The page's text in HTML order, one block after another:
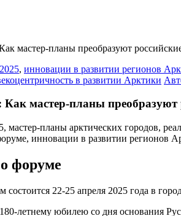
мастер-планы преобразуют
, инновации в развитии регионов
в развитии Арктики
мастер-планы преобразуют
форуме
состоится 22-25 апреля 2025 года в
летнему юбилею со дня основания